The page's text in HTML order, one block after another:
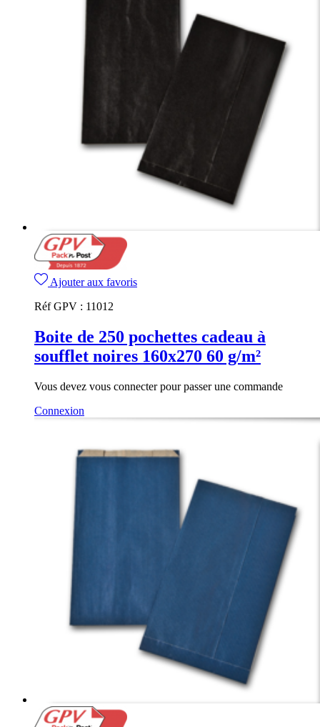
Ajouter aux favoris
Réf GPV : 11012
Boite de 250 pochettes cadeau à
soufflet noires 160x270 60 g/m²
Vous devez vous connecter pour passer une commande
Connexion